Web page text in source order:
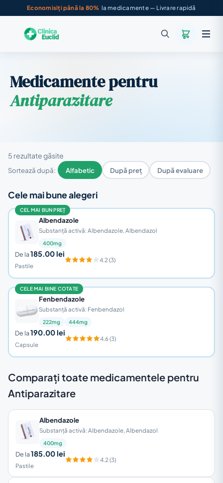
Economisiți până la 80% la medicamente — Livrare rapidă
Medicamente pentru
Antiparazitare
5 rezultate găsite
Sortează după: Alfabetic După preț După evaluare
Cele mai bune alegeri
CEL MAI BUN PREȚ
Albendazole
Substanță activă: Albendazole, Albendazol
400mg
De la185.00 lei
Pastile
4.2 (3)
CELE MAI BINE COTATE
Fenbendazole
Substanță activă: Fenbendazol
222mg 444mg
De la190.00 lei
Capsule
4.6 (3)
Comparați toate medicamentele pentru
Antiparazitare
Albendazole
Substanță activă: Albendazole, Albendazol
400mg
De la185.00 lei
Pastile
4.2 (3)